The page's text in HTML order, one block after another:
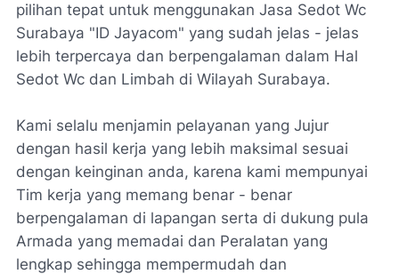
pilihan tepat untuk menggunakan Jasa Sedot Wc
Surabaya "ID Jayacom" yang sudah jelas - jelas
lebih terpercaya dan berpengalaman dalam Hal
Sedot Wc dan Limbah di Wilayah Surabaya.
Kami selalu menjamin pelayanan yang Jujur
dengan hasil kerja yang lebih maksimal sesuai
dengan keinginan anda, karena kami mempunyai
Tim kerja yang memang benar - benar
berpengalaman di lapangan serta di dukung pula
Armada yang memadai dan Peralatan yang
lengkap sehingga mempermudah dan